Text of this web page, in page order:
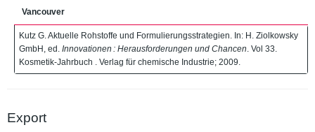
Vancouver
Kutz G. Aktuelle Rohstoffe und Formulierungsstrategien. In: H. Ziolkowsky
GmbH, ed. Innovationen : Herausforderungen und Chancen . Vol 33.
Kosmetik-Jahrbuch . Verlag für chemische Industrie; 2009.
Export